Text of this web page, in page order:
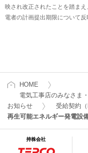
映され改正されたことを踏ま
電者の計画提出期限について反
HOME
電気工事店のみなさま
お知らせ
受給契約（
再生可能エネルギー発電設
持株会社